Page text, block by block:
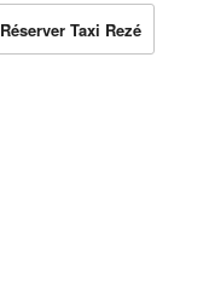
Réserver Taxi Rezé